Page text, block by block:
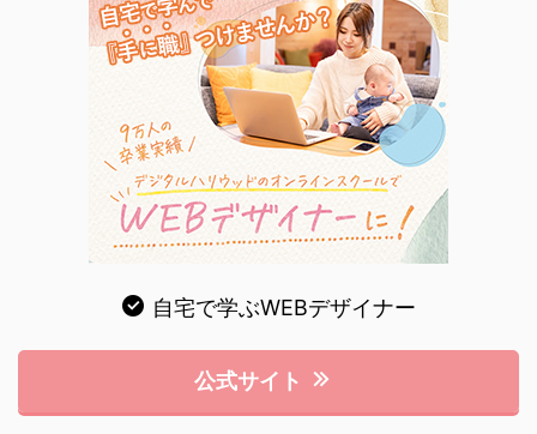
自宅で学ぶWEBデザイナー
公式サイト